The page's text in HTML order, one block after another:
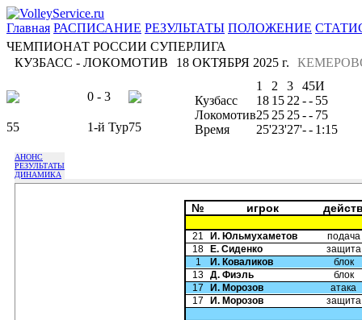
Главная РАСПИСАНИЕ РЕЗУЛЬТАТЫ ПОЛОЖЕНИЕ
ЧЕМПИОНАТ РОССИИ СУПЕРЛИГА
КУЗБАСС - ЛОКОМОТИВ
18 ОКТЯБРЯ 2025 г.
0 - 3
55 1-й Тур75
1 2 3 45И
Кузбасс
18 15 22 -- 55
Локомотив25 25 25-- 75
Время
25'23'27'-- 1:15
АНОНС
РЕЗУЛЬТАТЫ
ДИНАМИКА
№ игрок
21 И. Юльмухаметов
подача
18
Е. Сиденко
защита
1
И. Коваликов
блок
13 Д. Фиэль
блок
17
И. Морозов
атака
17
И. Морозов защита